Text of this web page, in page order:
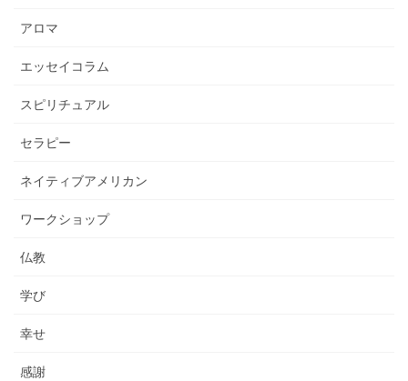
アロマ
エッセイコラム
スピリチュアル
セラピー
ネイティブアメリカン
ワークショップ
仏教
学び
幸せ
感謝